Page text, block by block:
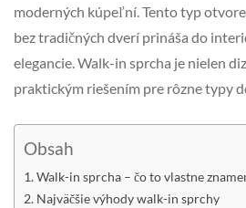
moderných kúpeľní. Tento typ
bez tradičných dverí prináša do
elegancie. Walk-in sprcha je nielen
praktickým riešením pre rôzne typy
Obsah
Walk-in sprcha – čo to vlastne
Najväčšie výhody walk-in sprchy